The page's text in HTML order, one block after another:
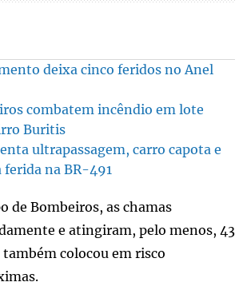
deixa cinco feridos no Anel
combatem incêndio em lote
Buritis
ultrapassagem, carro capota e
ferida na BR-491
de Bombeiros, as chamas
e atingiram, pelo menos, 43
também colocou em risco